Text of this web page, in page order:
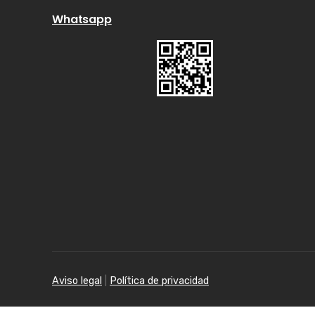
Whatsapp
Aviso legal Política de privacidad